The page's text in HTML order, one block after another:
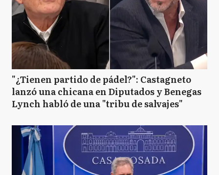
"¿Tienen partido de pádel?": Castagneto
lanzó una chicana en Diputados y Benegas
Lynch habló de una "tribu de salvajes"